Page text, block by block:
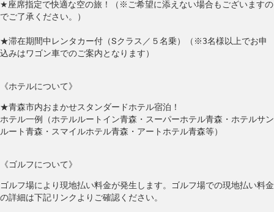
★座席指定で快適な空の旅！（※ご希望に添えない場合もございますの
でご了承ください。）
★滞在期間中レンタカー付（Sクラス／５名乗）（※3名様以上でお申
込みはワゴン車でのご案内となります）
《ホテルについて》
★青森市内おまかせスタンダードホテル宿泊！
ホテル一例（ホテルルートイン青森・スーパーホテル青森・ホテルサン
ルート青森・スマイルホテル青森・アートホテル青森等）
《ゴルフについて》
ゴルフ場により現地払い料金が発生します。ゴルフ場での現地払い料金
の詳細は下記リンクよりご確認ください。